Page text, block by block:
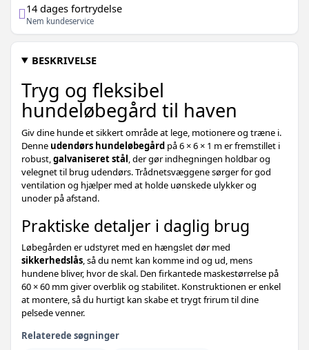
14 dages fortrydelse
Nem kundeservice
BESKRIVELSE
Tryg og fleksibel
hundeløbegård til haven
Giv dine hunde et sikkert område at lege, motionere og træne i.
Denne udendørs hundeløbegård på 6 × 6 × 1 m er fremstillet i
robust, galvaniseret stål , der gør indhegningen holdbar og
velegnet til brug udendørs. Trådnetsvæggene sørger for god
ventilation og hjælper med at holde uønskede ulykker og
unoder på afstand.
Praktiske detaljer i daglig brug
Løbegården er udstyret med en hængslet dør med
sikkerhedslås , så du nemt kan komme ind og ud, mens
hundene bliver, hvor de skal. Den firkantede maskestørrelse på
60 × 60 mm giver overblik og stabilitet. Konstruktionen er enkel
at montere, så du hurtigt kan skabe et trygt frirum til dine
pelsede venner.
Relaterede søgninger